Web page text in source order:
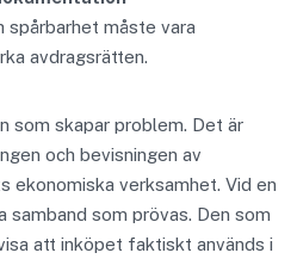
spårbarhet måste vara
avdragsrätten.
som skapar problem. Det är
och bevisningen av
ekonomiska verksamhet. Vid en
samband som prövas. Den som
att inköpet faktiskt används i